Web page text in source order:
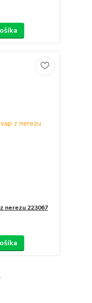
nerezu 223067